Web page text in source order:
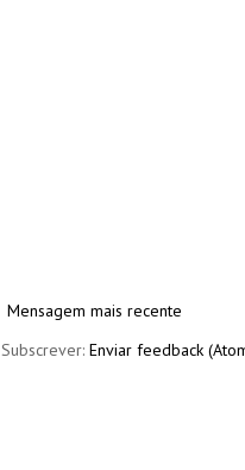
Mensagem mais recente
Subscrever: Enviar feedback